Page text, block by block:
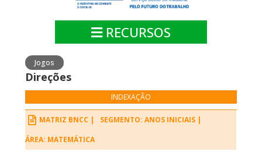
RECURSOS
Jogos
Direções
INDEXAÇÃO
MATRIZ BNCC |
SEGMENTO: ANOS INICIAIS |
ÁREA: MATEMÁTICA